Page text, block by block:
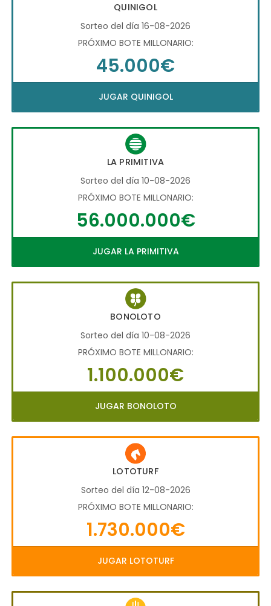
QUINIGOL
Sorteo del día 16-08-2026
PRÓXIMO BOTE MILLONARIO:
45.000€
JUGAR QUINIGOL
LA PRIMITIVA
Sorteo del día 10-08-2026
PRÓXIMO BOTE MILLONARIO:
56.000.000€
JUGAR LA PRIMITIVA
BONOLOTO
Sorteo del día 10-08-2026
PRÓXIMO BOTE MILLONARIO:
1.100.000€
JUGAR BONOLOTO
LOTOTURF
Sorteo del día 12-08-2026
PRÓXIMO BOTE MILLONARIO:
1.730.000€
JUGAR LOTOTURF